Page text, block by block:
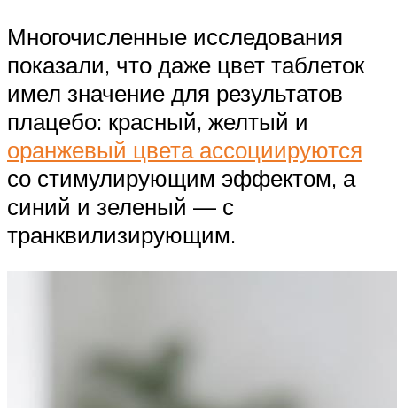
Многочисленные исследования
показали, что даже цвет таблеток
имел значение для результатов
плацебо: красный, желтый и
оранжевый цвета ассоциируются
со стимулирующим эффектом, а
синий и зеленый — с
транквилизирующим.